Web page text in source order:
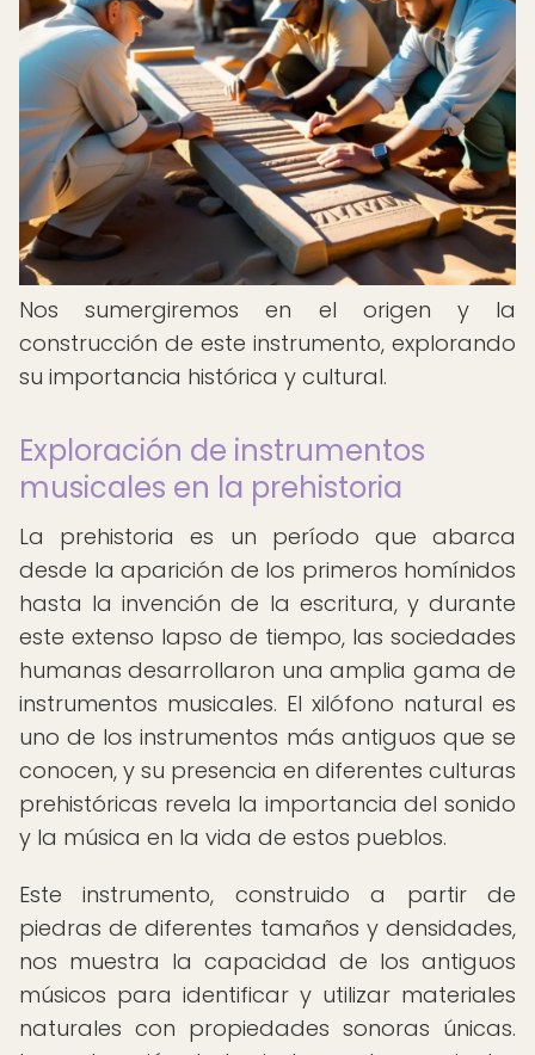
Nos sumergiremos en el origen y la
construcción de este instrumento, explorando
su importancia histórica y cultural.
Exploración de instrumentos
musicales en la prehistoria
La prehistoria es un período que abarca
desde la aparición de los primeros homínidos
hasta la invención de la escritura, y durante
este extenso lapso de tiempo, las sociedades
humanas desarrollaron una amplia gama de
instrumentos musicales. El xilófono natural es
uno de los instrumentos más antiguos que se
conocen, y su presencia en diferentes culturas
prehistóricas revela la importancia del sonido
y la música en la vida de estos pueblos.
Este instrumento, construido a partir de
piedras de diferentes tamaños y densidades,
nos muestra la capacidad de los antiguos
músicos para identificar y utilizar materiales
naturales con propiedades sonoras únicas.